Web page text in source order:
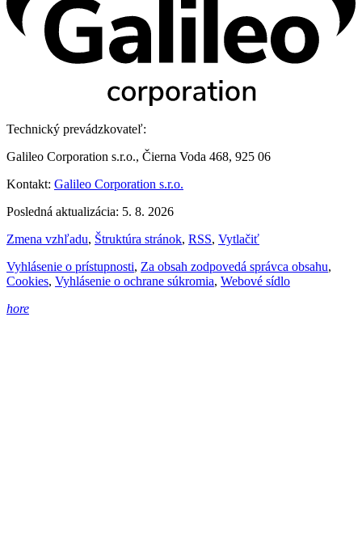
Technický prevádzkovateľ:
Galileo Corporation s.r.o., Čierna Voda 468, 925 06
Kontakt: Galileo Corporation s.r.o.
Posledná aktualizácia: 5. 8. 2026
Zmena vzhľadu, Štruktúra stránok, RSS, Vytlačiť
Vyhlásenie o prístupnosti, Za obsah zodpovedá správca obsahu,
Cookies, Vyhlásenie o ochrane súkromia, Webové sídlo
hore